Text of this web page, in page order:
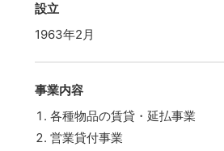
設立
1963年2月
事業内容
各種物品の賃貸・延払事業
営業貸付事業